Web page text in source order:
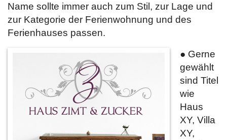
Name sollte immer auch zum Stil, zur Lage und
zur Kategorie der Ferienwohnung und des
Ferienhauses passen.
● Gerne
gewählt
sind Titel
wie
Haus
XY, Villa
XY,